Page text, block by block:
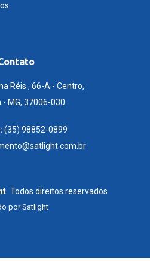
Réis , 66-A - Centro,
- MG, 37006-030
(35) 98852-0899
Todos direitos reservados
porSatlight